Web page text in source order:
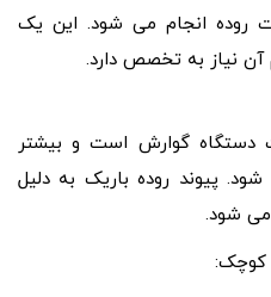
روده انجام می شود. این یک
آن نیاز به تخصص دارد.
دستگاه گوارش است و بیشتر
پیوند روده باریک به دلیل
می شود.
کوچک: